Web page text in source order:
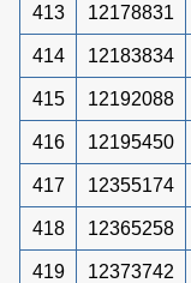
413 12178831
414 12183834
415 12192088
416 12195450
417 12355174
418 12365258
419 12373742